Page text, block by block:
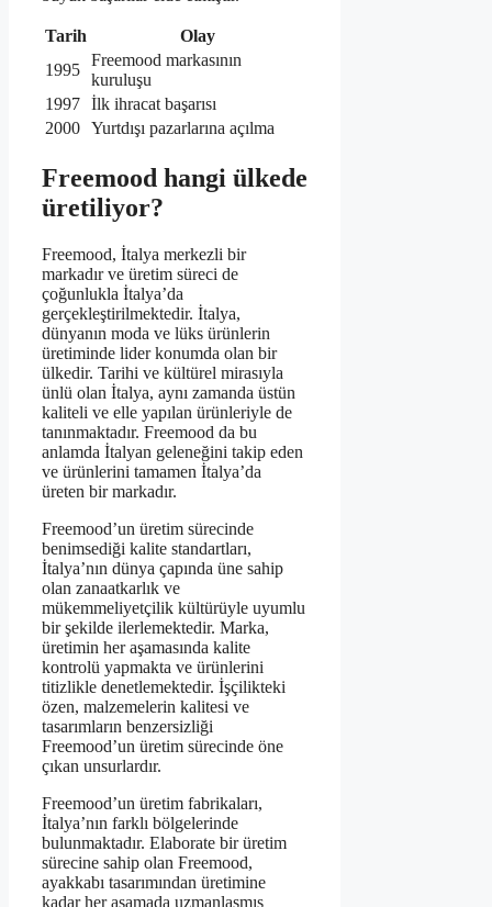
Tarih
Olay
1995
Freemood markasının
kuruluşu
1997 İlk ihracat başarısı
2000 Yurtdışı pazarlarına açılma
Freemood hangi ülkede
üretiliyor?
Freemood, İtalya merkezli bir
markadır ve üretim süreci de
çoğunlukla İtalya’da
gerçekleştirilmektedir. İtalya,
dünyanın moda ve lüks ürünlerin
üretiminde lider konumda olan bir
ülkedir. Tarihi ve kültürel mirasıyla
ünlü olan İtalya, aynı zamanda üstün
kaliteli ve elle yapılan ürünleriyle de
tanınmaktadır. Freemood da bu
anlamda İtalyan geleneğini takip eden
ve ürünlerini tamamen İtalya’da
üreten bir markadır.
Freemood’un üretim sürecinde
benimsediği kalite standartları,
İtalya’nın dünya çapında üne sahip
olan zanaatkarlık ve
mükemmeliyetçilik kültürüyle uyumlu
bir şekilde ilerlemektedir. Marka,
üretimin her aşamasında kalite
kontrolü yapmakta ve ürünlerini
titizlikle denetlemektedir. İşçilikteki
özen, malzemelerin kalitesi ve
tasarımların benzersizliği
Freemood’un üretim sürecinde öne
çıkan unsurlardır.
Freemood’un üretim fabrikaları,
İtalya’nın farklı bölgelerinde
bulunmaktadır. Elaborate bir üretim
sürecine sahip olan Freemood,
ayakkabı tasarımından üretimine
kadar her aşamada uzmanlaşmış